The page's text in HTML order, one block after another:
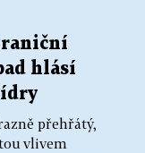
hlásí
přehřátý,
vlivem